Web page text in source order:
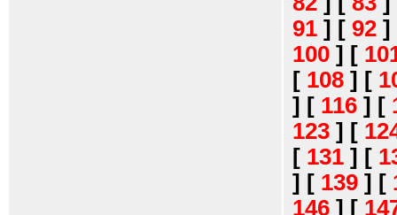
91 ] [ 92 ]
100 ] [
[ 108 ] [
] [ 116 ] [
123 ] [
[ 131 ] [
] [ 139 ] [
146 ] [